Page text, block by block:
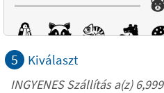
5 Kiválaszt
INGYENES Szállítás a(z) 6,999